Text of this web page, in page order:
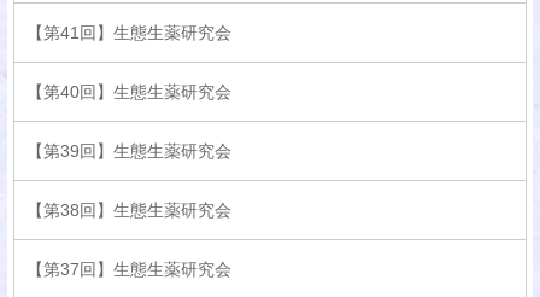
【第41回】生態生薬研究会
【第40回】生態生薬研究会
【第39回】生態生薬研究会
【第38回】生態生薬研究会
【第37回】生態生薬研究会